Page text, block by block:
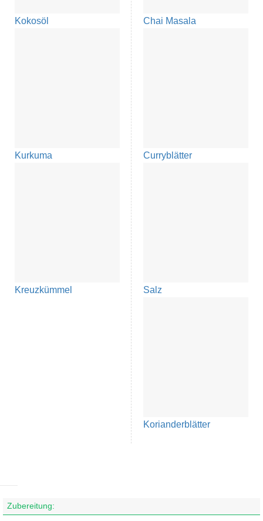
Kokosöl
Kurkuma
Kreuzkümmel
Chai Masala
Curryblätter
Salz
Korianderblätter
Zubereitung: